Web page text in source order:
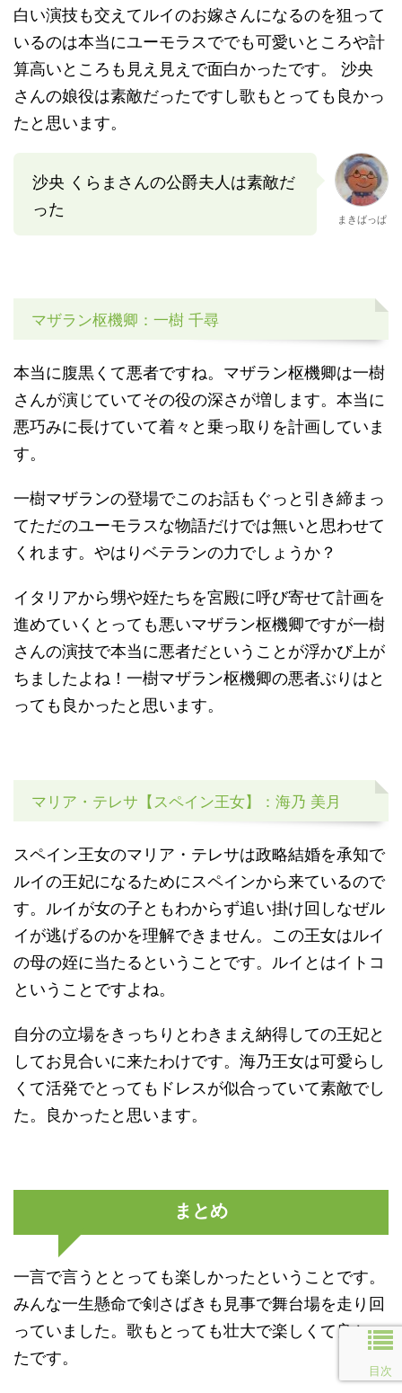
白い演技も交えてルイのお嫁さんになるのを狙って
いるのは本当にユーモラスででも可愛いところや計
算高いところも見え見えで面白かったです。 沙央
さんの娘役は素敵だったですし歌もとっても良かっ
たと思います。
沙央 くらまさんの公爵夫人は素敵だ
った
まきばっぱ
マザラン枢機卿：一樹 千尋
本当に腹黒くて悪者ですね。マザラン枢機卿は一樹
さんが演じていてその役の深さが増します。本当に
悪巧みに長けていて着々と乗っ取りを計画していま
す。
一樹マザランの登場でこのお話もぐっと引き締まっ
てただのユーモラスな物語だけでは無いと思わせて
くれます。やはりベテランの力でしょうか？
イタリアから甥や姪たちを宮殿に呼び寄せて計画を
進めていくとっても悪いマザラン枢機卿ですが一樹
さんの演技で本当に悪者だということが浮かび上が
ちましたよね！一樹マザラン枢機卿の悪者ぶりはと
っても良かったと思います。
マリア・テレサ【スペイン王女】：海乃 美月
スペイン王女のマリア・テレサは政略結婚を承知で
ルイの王妃になるためにスペインから来ているので
す。ルイが女の子ともわからず追い掛け回しなぜル
イが逃げるのかを理解できません。この王女はルイ
の母の姪に当たるということです。ルイとはイトコ
ということですよね。
自分の立場をきっちりとわきまえ納得しての王妃と
してお見合いに来たわけです。海乃王女は可愛らし
くて活発でとってもドレスが似合っていて素敵でし
た。良かったと思います。
まとめ
一言で言うととっても楽しかったということです。
みんな一生懸命で剣さばきも見事で舞台場を走り回
っていました。歌もとっても壮大で楽しくて良かっ
たです。
目次